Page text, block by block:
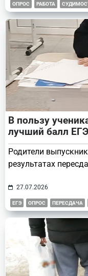
ОПРОС РАБОТА
В пользу
лучший балл
Родители
результатах
27.07.2026
ЕГЭ ОПРОС ПЕРЕСДАЧА